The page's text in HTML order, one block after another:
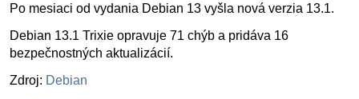
Po mesiaci od vydania Debian 13 vyšla nová verzia 13.1.
Debian 13.1 Trixie opravuje 71 chýb a pridáva 16
bezpečnostných aktualizácií.
Zdroj: Debian